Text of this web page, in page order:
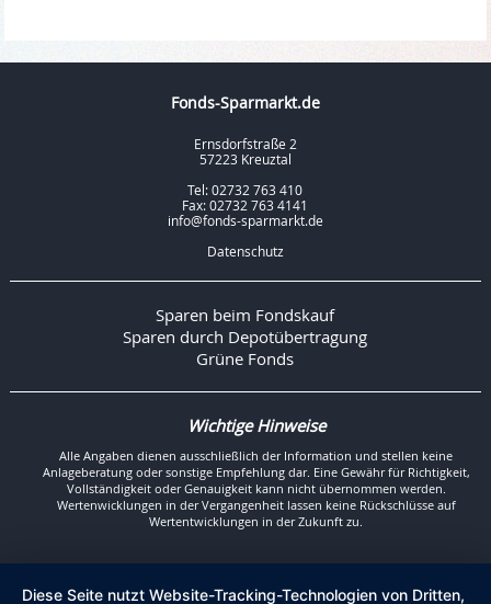
Fonds-Sparmarkt.de
Ernsdorfstraße 2
57223 Kreuztal
Tel: 02732 763 410
Fax: 02732 763 4141
info@fonds-sparmarkt.de
Datenschutz
Sparen beim Fondskauf
Sparen durch Depotübertragung
Grüne Fonds
Wichtige Hinweise
Alle Angaben dienen ausschließlich der Information und stellen keine
Anlageberatung oder sonstige Empfehlung dar. Eine Gewähr für Richtigkeit,
Vollständigkeit oder Genauigkeit kann nicht übernommen werden.
Wertenwicklungen in der Vergangenheit lassen keine Rückschlüsse auf
Wertentwicklungen in der Zukunft zu.
Diese Seite nutzt Website-Tracking-Technologien von Dritten,